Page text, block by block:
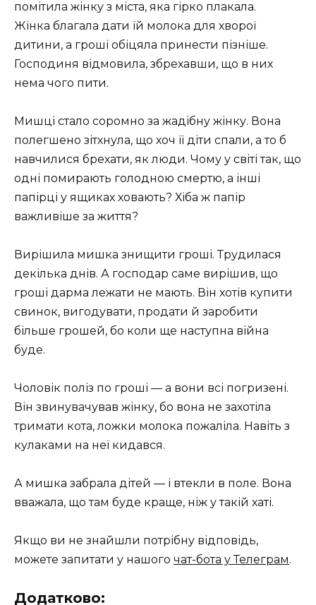
помітила жінку з міста, яка гірко плакала.
Жінка благала дати їй молока для хворої
дитини, а гроші обіцяла принести пізніше.
Господиня відмовила, збрехавши, що в них
нема чого пити.
Мишці стало соромно за жадібну жінку. Вона
полегшено зітхнула, що хоч її діти спали, а то б
навчилися брехати, як люди. Чому у світі так, що
одні помирають голодною смертю, а інші
папірці у ящиках ховають? Хіба ж папір
важливіше за життя?
Вирішила мишка знищити гроші. Трудилася
декілька днів. А господар саме вирішив, що
гроші дарма лежати не мають. Він хотів купити
свинок, вигодувати, продати й заробити
більше грошей, бо коли ще наступна війна
буде.
Чоловік поліз по гроші — а вони всі погризені.
Він звинувачував жінку, бо вона не захотіла
тримати кота, ложки молока пожаліла. Навіть з
кулаками на неї кидався.
А мишка забрала дітей — і втекли в поле. Вона
вважала, що там буде краще, ніж у такій хаті.
Якщо ви не знайшли потрібну відповідь,
можете запитати у нашого чат-бота у Телеграм.
Додатково: